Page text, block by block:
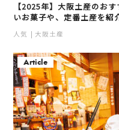
【2025年】大阪土産のお
いお菓子や、定番土産を紹
人気 大阪土産
Article